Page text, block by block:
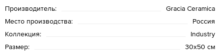
Производитель:
Gracia Ceramica
Место производства:
Россия
Коллекция:
Industry
Размер:
30x50 см